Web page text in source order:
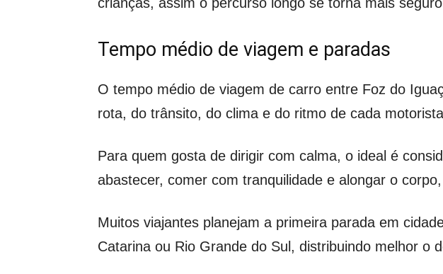
Tempo médio de viagem e paradas
O tempo médio de viagem de carro entre Foz do
rota, do trânsito, do clima e do ritmo de cada
Para quem gosta de dirigir com calma, o ideal é
abastecer, comer com tranquilidade e alongar o
Muitos viajantes planejam a primeira parada em
Catarina ou Rio Grande do Sul, distribuindo melhor o